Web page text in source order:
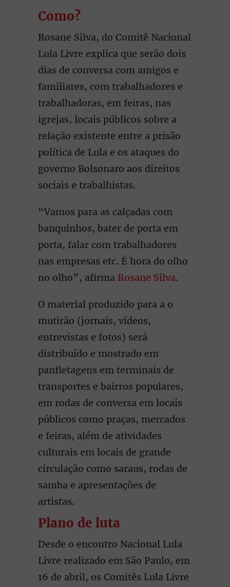
Como?
Rosane Silva, do Comitê Nacional
Lula Livre explica que serão dois
dias de conversa com amigos e
familiares, com trabalhadores e
trabalhadoras, em feiras, nas
igrejas, locais públicos sobre a
relação existente entre a prisão
política de Lula e os ataques do
governo Bolsonaro aos direitos
sociais e trabalhistas.
“Vamos para as calçadas com
banquinhos, bater de porta em
porta, falar com trabalhadores
nas empresas etc. É hora do olho
no olho”, afirma Rosane Silva.
O material produzido para a o
mutirão (jornais, vídeos,
entrevistas e fotos) será
distribuído e mostrado em
panfletagens em terminais de
transportes e bairros populares,
em rodas de conversa em locais
públicos como praças, mercados
e feiras, além de atividades
culturais em locais de grande
circulação como saraus, rodas de
samba e apresentações de
artistas.
Plano de luta
Desde o encontro Nacional Lula
Livre realizado em São Paulo, em
16 de abril, os Comitês Lula Livre